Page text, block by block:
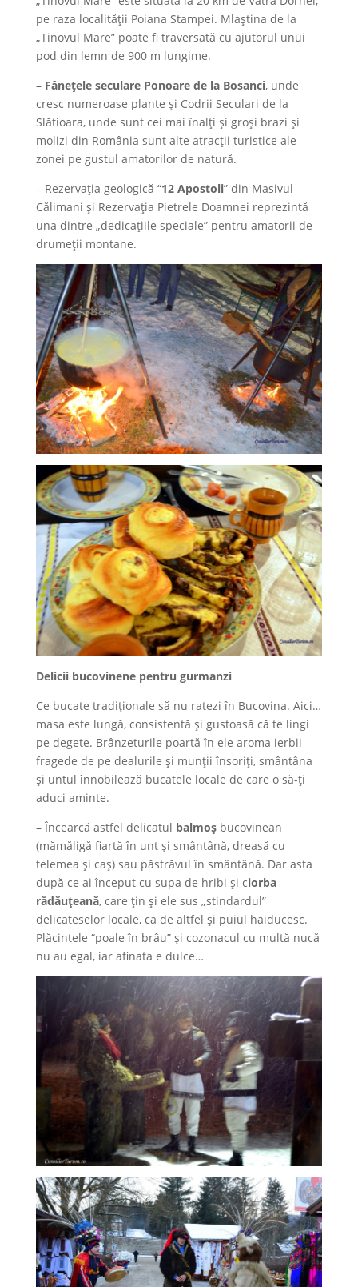
pe raza localităţii Poiana Stampei. Mlaştina de la
„Tinovul Mare” poate fi traversată cu ajutorul unui
pod din lemn de 900 m lungime.
– Fâneţele seculare Ponoare de la Bosanci, unde
cresc numeroase plante şi Codrii Seculari de la
Slătioara, unde sunt cei mai înalţi şi groşi brazi şi
molizi din România sunt alte atracţii turistice ale
zonei pe gustul amatorilor de natură.
– Rezervaţia geologică “12 Apostoli” din Masivul
Călimani şi Rezervaţia Pietrele Doamnei reprezintă
una dintre „dedicaţiile speciale” pentru amatorii de
drumeţii montane.
Delicii bucovinene pentru gurmanzi
Ce bucate tradiţionale să nu ratezi în Bucovina. Aici…
masa este lungă, consistentă şi gustoasă că te lingi
pe degete. Brânzeturile poartă în ele aroma ierbii
fragede de pe dealurile şi munţii însoriţi, smântâna
şi untul înnobilează bucatele locale de care o să-ţi
aduci aminte.
– Încearcă astfel delicatul balmoşbucovinean
(mămăligă fiartă în unt şi smântână, dreasă cu
telemea şi caş) sau păstrăvul în smântână. Dar asta
după ce ai început cu supa de hribi şi ciorba
rădăuţeană, care ţin şi ele sus „stindardul”
delicateselor locale, ca de altfel şi puiul haiducesc.
Plăcintele “poale în brâu” şi cozonacul cu multă nucă
nu au egal, iar afinata e dulce…